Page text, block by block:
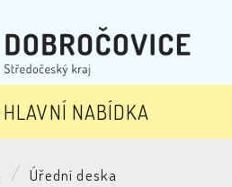
HLAVNÍ NABÍDKA
Úřední deska